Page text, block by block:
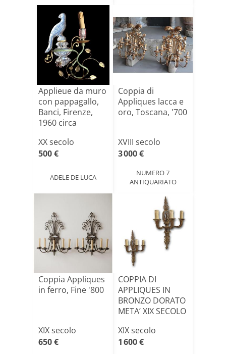
Applieue da muro
con pappagallo,
Banci, Firenze,
1960 circa
XX secolo
500 €
ADELE DE LUCA
Coppia di
Appliques lacca e
oro, Toscana, '700
XVIII secolo
3 000 €
NUMERO 7
ANTIQUARIATO
Coppia Appliques
in ferro, Fine '800
XIX secolo
650 €
COPPIA DI
APPLIQUES IN
BRONZO DORATO
META’ XIX SECOLO
XIX secolo
1 600 €